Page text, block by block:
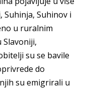
Suhinja, Suhinov i
u ruralnim
su se bavile
do
su emigrirali u